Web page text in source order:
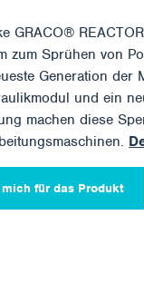
GRACO®
zum Sprühen von
Generation der
und ein
machen diese
für das Produkt